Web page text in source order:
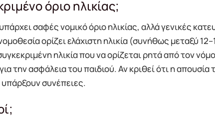
όριο ηλικίας;
σαφές νομικό όριο ηλικίας, αλλά γενικές
ορίζει ελάχιστη ηλικία (συνήθως μεταξύ
ηλικία που να ορίζεται ρητά από τον
την ασφάλεια του παιδιού. Αν κριθεί ότι η απουσία
συνέπειες.